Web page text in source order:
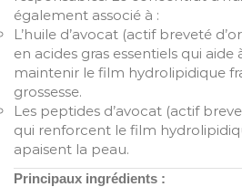
également associé à :
L’huile d’avocat (actif breveté
en acides gras essentiels qui aide
maintenir le film hydrolipidique
grossesse.
Les peptides d’avocat (actif
qui renforcent le film
apaisent la peau.
Principaux ingrédients :